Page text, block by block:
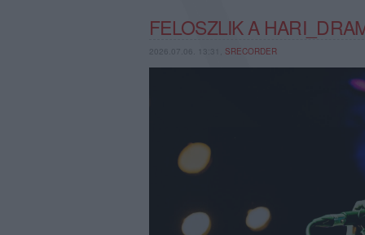
FELOSZLIK A
2026.07.06. 13:31, SRECORDER